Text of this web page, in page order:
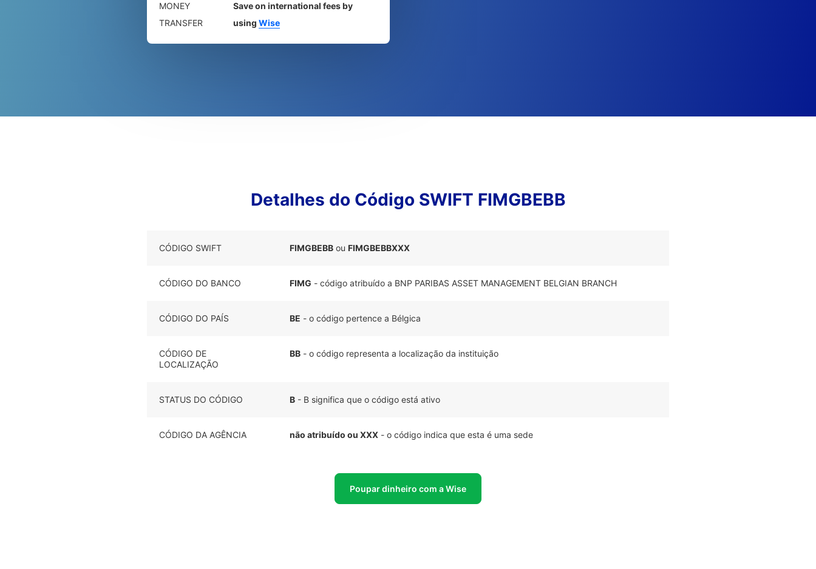
MONEY
TRANSFER
Save on international fees by
using Wise
Detalhes do Código SWIFT FIMGBEBB
CÓDIGO SWIFT FIMGBEBB ou FIMGBEBBXXX
CÓDIGO DO BANCO FIMG - código atribuído a BNP PARIBAS ASSET MANAGEMENT BELGIAN BRANCH
CÓDIGO DO PAÍS BE - o código pertence a Bélgica
CÓDIGO DE
LOCALIZAÇÃO
BB - o código representa a localização da instituição
STATUS DO CÓDIGO B - B significa que o código está ativo
CÓDIGO DA AGÊNCIA não atribuído ou XXX - o código indica que esta é uma sede
Poupar dinheiro com a Wise